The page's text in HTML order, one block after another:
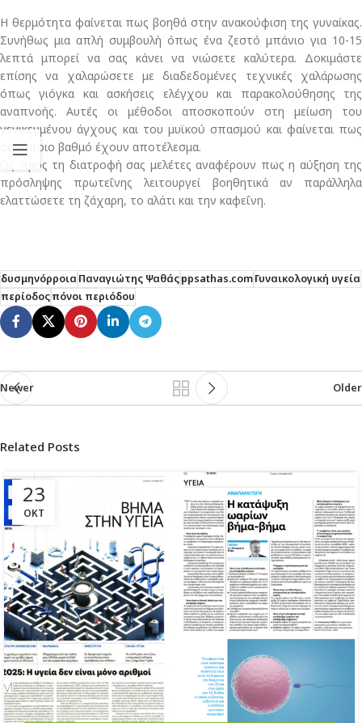
Η θερμότητα φαίνεται πως βοηθά στην ανακούφιση της γυναίκας.
Συνήθως μια απλή συμβουλή όπως ένα ζεστό μπάνιο για 10-15
λεπτά μπορεί να σας κάνει να νιώσετε καλύτερα. Δοκιμάστε
επίσης να χαλαρώσετε με διαδεδομένες τεχνικές χαλάρωσης
όπως γιόγκα και ασκήσεις ελέγχου και παρακολούθησης της
αναπνοής. Αυτές οι μέθοδοι αποσκοπούν στη μείωση του
γενικευμένου άγχους και του μυϊκού σπασμού και φαίνεται πως
σε κάποιο βαθμό έχουν αποτέλεσμα.
Ως προς τη διατροφή σας μελέτες αναφέρουν πως η αύξηση της
πρόσληψης πρωτεΐνης λειτουργεί βοηθητικά αν παράλληλα
ελαττώσετε τη ζάχαρη, το αλάτι και την καφεΐνη.
δυσμηνόρροιαΠαναγιώτης Ψαθάςppsathas.comΓυναικολογική υγεία
περίοδοςπόνοι περιόδου
Newer Older
Related Posts
23
ΟΚΤ